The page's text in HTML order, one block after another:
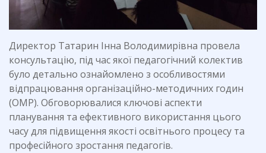
Директор Татарин Інна Володимирівна провела
консультацію, під час якої педагогічний колектив
було детально ознайомлено з особливостями
відпрацювання організаційно-методичних годин
(ОМР). Обговорювалися ключові аспекти
планування та ефективного використання цього
часу для підвищення якості освітнього процесу та
професійного зростання педагогів.